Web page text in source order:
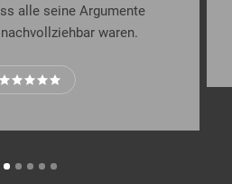
alle seine Argumente
waren.